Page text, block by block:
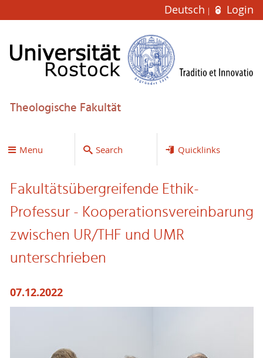
Deutsch Login
Theologische Fakultät
Menu Search Quicklinks
Fakultätsübergreifende Ethik-
Professur - Kooperationsvereinbarung
zwischen UR/THF und UMR
unterschrieben
07.12.2022